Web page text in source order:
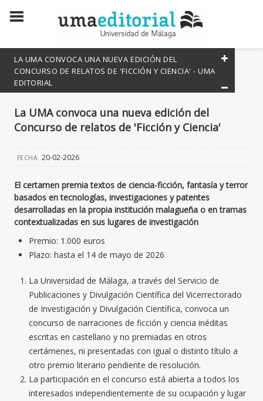
LA UMA CONVOCA UNA NUEVA EDICIÓN DEL
CONCURSO DE RELATOS DE 'FICCIÓN Y CIENCIA' - UMA
EDITORIAL
Todos los eventos
La UMA convoca una nueva edición del
Concurso de relatos de 'Ficción y Ciencia'
FECHA: 20-02-2026
El certamen premia textos de ciencia-ficción, fantasía y terror
basados en tecnologías, investigaciones y patentes
desarrolladas en la propia institución malagueña o en tramas
contextualizadas en sus lugares de investigación
Premio: 1.000 euros
Plazo: hasta el 14 de mayo de 2026
La Universidad de Málaga, a través del Servicio de
Publicaciones y Divulgación Científica del Vicerrectorado
de Investigación y Divulgación Científica, convoca un
concurso de narraciones de ficción y ciencia inéditas
escritas en castellano y no premiadas en otros
certámenes, ni presentadas con igual o distinto título a
otro premio literario pendiente de resolución.
La participación en el concurso está abierta a todos los
interesados independientemente de su ocupación y lugar